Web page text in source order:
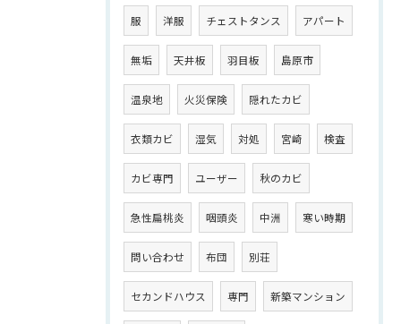
服 洋服 チェストタンス アパート
無垢 天井板 羽目板 島原市
温泉地 火災保険 隠れたカビ
衣類カビ 湿気 対処 宮崎 検査
カビ専門 ユーザー 秋のカビ
急性扁桃炎 咽頭炎 中洲 寒い時期
問い合わせ 布団 別荘
セカンドハウス 専門 新築マンション